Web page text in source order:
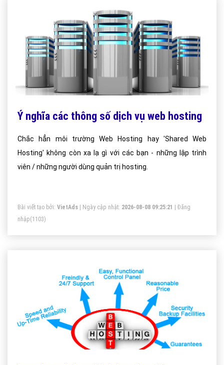
Ý nghĩa các thông số dịch vụ web hosting
Chắc hẳn môi trường Web Hosting hay 'Shared Web
Hosting' không còn xa lạ gì với các bạn - những lập trình
viên / những người dùng quản trị hosting.
Bài viết tạo bởi: VietAds | Ngày cập nhật: 2026-08-08 09:25:21
Đăng
nhập(1103)